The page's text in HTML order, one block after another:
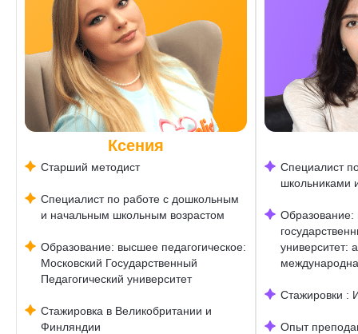
Ксения
Старший методист
Специалист по работе с дошкольным
и начальным школьным возрастом
Образование: высшее педагогическое:
Московский Государственный
Педагогический университет
Стажировка в Великобритании и
Финляндии
Специалист
школьниками
Образование:
университет:
Стажировки :
Опыт